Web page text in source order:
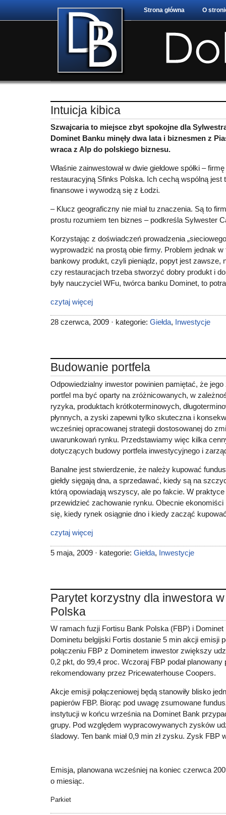
Strona główna O
Intuicja kibica
Szwajcaria to miejsce zbyt spokojne dla
Dominet Banku minęły dwa lata i biznesmen z
wraca z Alp do polskiego biznesu.
Właśnie zainwestował w dwie giełdowe spółki –
restauracyjną Sfinks Polska. Ich cechą wspólną jest
finansowe i wywodzą się z Łodzi.
– Klucz geograficzny nie miał tu znaczenia. Są to
prostu rozumiem ten biznes – podkreśla Sylwester
Korzystając z doświadczeń prowadzenia
wyprowadzić na prostą obie firmy. Problem jednak
bankowy produkt, czyli pieniądz, popyt jest zawsze,
czy restauracjach trzeba stworzyć dobry produkt i
były nauczyciel WFu, twórca banku Dominet, to
czytaj więcej
28 czerwca, 2009 · kategorie: Giełda, Inwestycje
Budowanie portfela
Odpowiedzialny inwestor powinien pamiętać, że
portfel ma być oparty na zróżnicowanych, w
ryzyka, produktach krótkoterminowych,
płynnych, a zyski zapewni tylko skuteczna i
wcześniej opracowanej strategii dostosowanej do
uwarunkowań rynku. Przedstawiamy więc kilka
dotyczących budowy portfela inwestycyjnego i
Banalne jest stwierdzenie, że należy kupować
giełdy sięgają dna, a sprzedawać, kiedy są na
którą opowiadają wszyscy, ale po fakcie. W
przewidzieć zachowanie rynku. Obecnie
się, kiedy rynek osiągnie dno i kiedy zacząć
czytaj więcej
5 maja, 2009 · kategorie: Giełda, Inwestycje
Parytet korzystny dla inwestora
Polska
W ramach fuzji Fortisu Bank Polska (FBP) i
Dominetu belgijski Fortis dostanie 5 min akcji emisji
połączeniu FBP z Dominetem inwestor zwiększy
0,2 pkt, do 99,4 proc. Wczoraj FBP podał
rekomendowany przez Pricewaterhouse Coopers.
Akcje emisji połączeniowej będą stanowiły blisko
papierów FBP. Biorąc pod uwagę zsumowane
instytucji w końcu września na Dominet Bank
grupy. Pod względem wypracowywanych zysków
śladowy. Ten bank miał 0,9 min zł zysku. Zysk FBP
Emisja, planowana wcześniej na koniec czerwca
o miesiąc.
Parkiet